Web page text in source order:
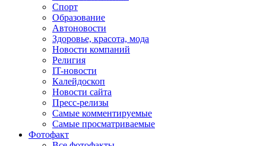
Спорт
Образование
Автоновости
Здоровье, красота, мода
Новости компаний
Религия
IT-новости
Калейдоскоп
Новости сайта
Пресс-релизы
Самые комментируемые
Самые просматриваемые
Фотофакт